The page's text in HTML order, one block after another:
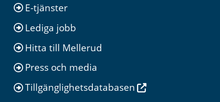
E-tjänster
Lediga jobb
Hitta till Mellerud
Press och media
Tillgänglighetsdatabasen